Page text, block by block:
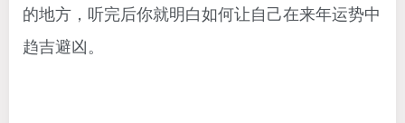
的地方，听完后你就明白如何让自己在来年运势中
趋吉避凶。